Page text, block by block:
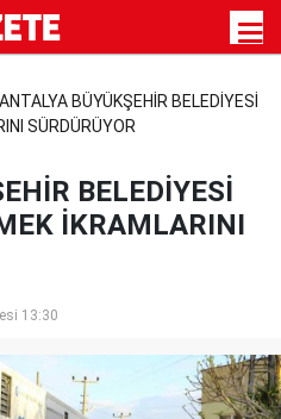
ANTALYA BÜYÜKŞEHİR BELEDİYESİ
SÜRDÜRÜYOR
BELEDİYESİ
İKRAMLARINI
13:30